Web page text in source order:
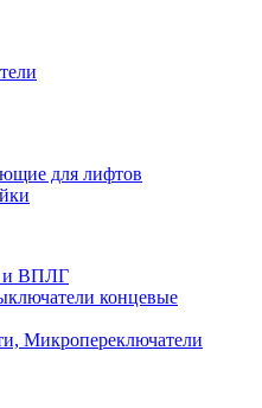
для лифтов
и ВПЛГ
концевые
Микропереключатели